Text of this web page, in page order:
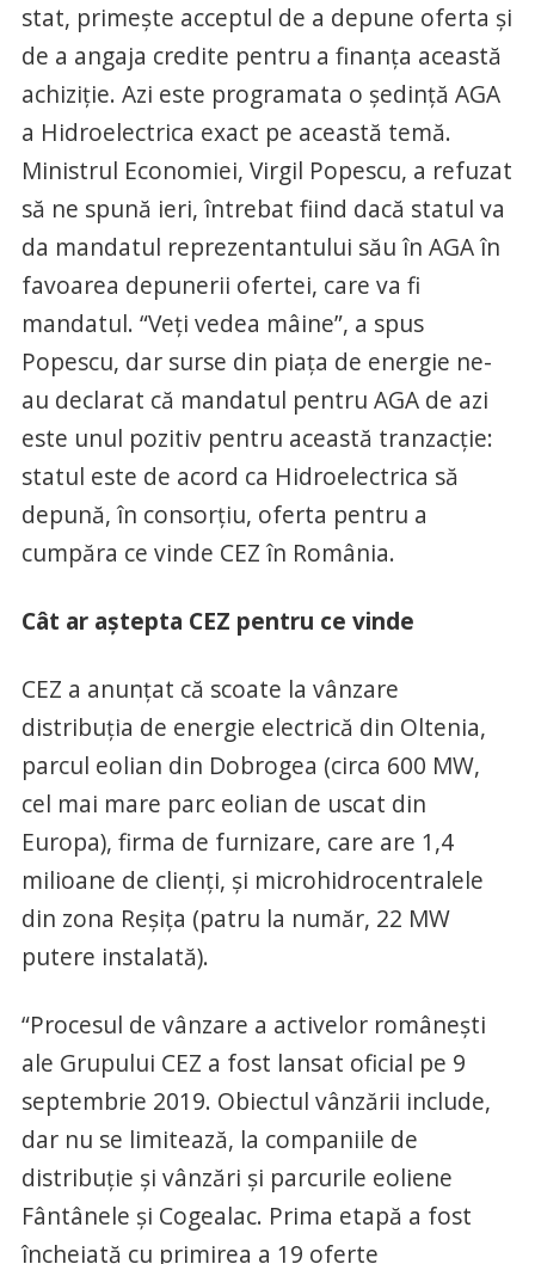
stat, primește acceptul de a depune oferta și
de a angaja credite pentru a finanța această
achiziție. Azi este programata o ședință AGA
a Hidroelectrica exact pe această temă.
Ministrul Economiei, Virgil Popescu, a refuzat
să ne spună ieri, întrebat fiind dacă statul va
da mandatul reprezentantului său în AGA în
favoarea depunerii ofertei, care va fi
mandatul. “Veți vedea mâine”, a spus
Popescu, dar surse din piața de energie ne-
au declarat că mandatul pentru AGA de azi
este unul pozitiv pentru această tranzacție:
statul este de acord ca Hidroelectrica să
depună, în consorțiu, oferta pentru a
cumpăra ce vinde CEZ în România.
Cât ar aștepta CEZ pentru ce vinde
CEZ a anunțat că scoate la vânzare
distribuția de energie electrică din Oltenia,
parcul eolian din Dobrogea (circa 600 MW,
cel mai mare parc eolian de uscat din
Europa), firma de furnizare, care are 1,4
milioane de clienți, și microhidrocentralele
din zona Reșița (patru la număr, 22 MW
putere instalată).
“Procesul de vânzare a activelor românești
ale Grupului CEZ a fost lansat oficial pe 9
septembrie 2019. Obiectul vânzării include,
dar nu se limitează, la companiile de
distribuție și vânzări și parcurile eoliene
Fântânele și Cogealac. Prima etapă a fost
încheiată cu primirea a 19 oferte